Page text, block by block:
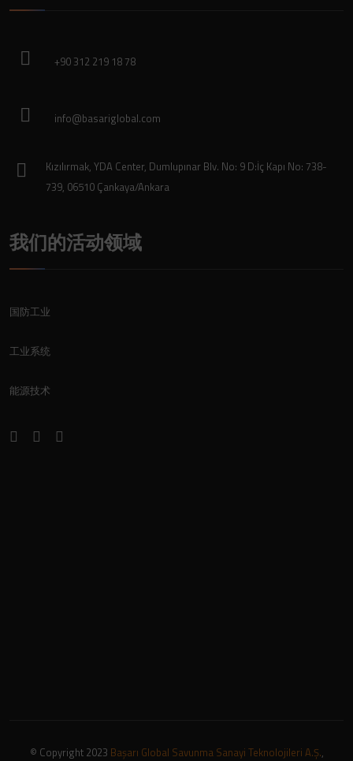
+90 312 219 18 78
info@basariglobal.com
Kızılırmak, YDA Center, Dumlupınar Blv. No: 9 D:İç Kapı No: 738-
739, 06510 Çankaya/Ankara
我们的活动领域
国防工业
工业系统
能源技术
© Copyright 2023 Başarı Global Savunma Sanayi Teknolojileri A.Ş.,